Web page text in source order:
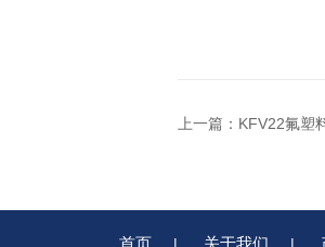
上一篇： KFV22氟塑
首页 关于我们